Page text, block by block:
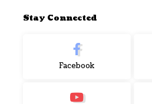
Stay Connected
Facebook